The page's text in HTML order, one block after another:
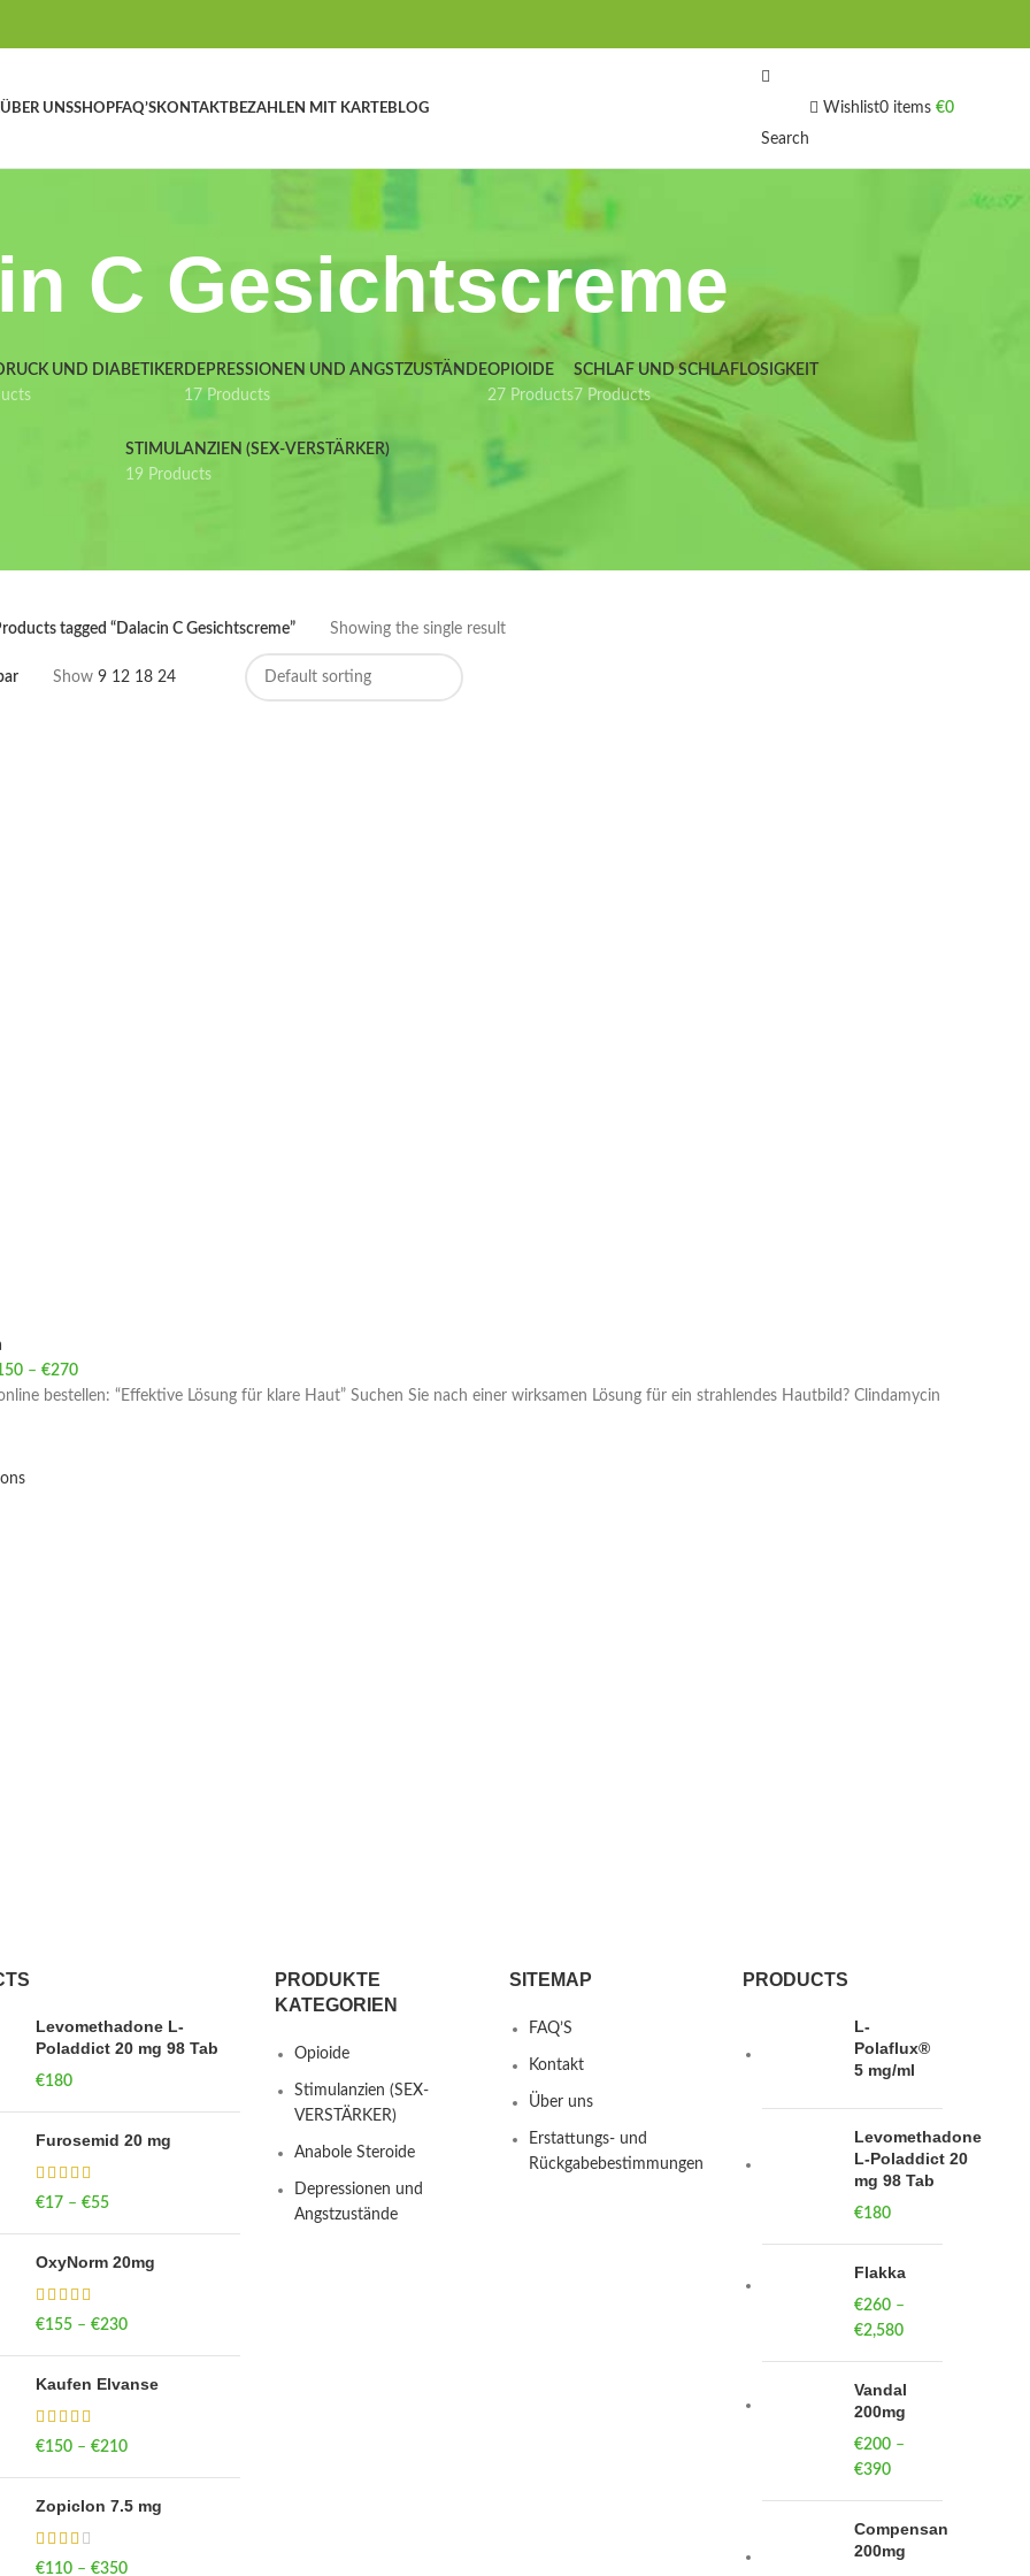
ÜBER UNSSHOPFAQ’SKONTAKTBEZAHLEN MIT KARTEBLOG
Search
Wishlist0 items €0
C Gesichtscreme
UND DIABETIKERDEPRESSIONEN UND ANGSTZUSTÄNDE
17 Products
OPIOIDE
27 Products
SCHLAF UND SCHLAFLOSIGKEIT
7 Products
STIMULANZIEN (SEX-VERSTÄRKER)
19 Products
tagged “Dalacin C Gesichtscreme” Showing the single result
Show 9 12 18 24
– €270Price range: €150 through €270
bestellen: “Effektive Lösung für klare Haut” Suchen Sie nach einer wirksamen Lösung für ein strahlendes Hautbild? Clindamycin
Levomethadone L-
Poladdict 20 mg 98 Tab
€180
Furosemid 20 mg
€17 – €55Price range: €17
OxyNorm 20mg
€155 – €230Price range: €155
Kaufen Elvanse
€150 – €210Price range: €150
Zopiclon 7.5 mg
€110 – €350Price range: €110
PRODUKTE
KATEGORIEN
Opioide
Stimulanzien (SEX-
VERSTÄRKER)
Anabole Steroide
Depressionen und
Angstzustände
SITEMAP
FAQ’S
Kontakt
Über uns
Erstattungs- und
Rückgabebestimmungen
PRODUCTS
L-
Polaflux®
5 mg/ml
Levomethadone
L-Poladdict 20
mg 98 Tab
€180
Flakka
€260 –
€2,580
€260
through
Vandal
200mg
€200 –
€390
through
Compensan
200mg